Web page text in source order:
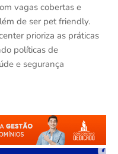
vagas cobertas e
de ser pet friendly.
prioriza as práticas
políticas de
e segurança